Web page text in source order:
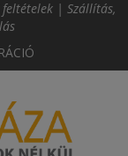
| Szállítás,